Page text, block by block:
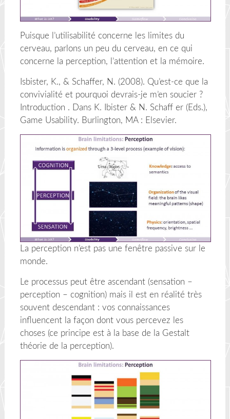
Puisque l’utilisabilité concerne les limites du
cerveau, parlons un peu du cerveau, en ce qui
concerne la perception, l’attention et la mémoire.
Isbister, K., & Schaffer, N. (2008). Qu’est-ce que la
convivialité et pourquoi devrais-je m’en soucier ?
Introduction . Dans K. Ibister & N. Schaff er (Eds.),
Game Usability. Burlington, MA : Elsevier.
La perception n’est pas une fenêtre passive sur le
monde.
Le processus peut être ascendant (sensation –
perception – cognition) mais il est en réalité très
souvent descendant : vos connaissances
influencent la façon dont vous percevez les
choses (ce principe est à la base de la Gestalt
théorie de la perception).